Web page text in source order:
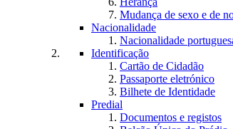
Mudança de sexo e de
Nacionalidade
Nacionalidade
Identificação
Cartão de Cidadão
Passaporte eletrónico
Bilhete de Identidade
Predial
Documentos e registos